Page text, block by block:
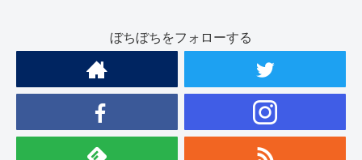
ぼちぼちをフォローする